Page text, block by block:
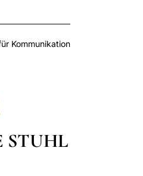
Kommunikation
STUHL